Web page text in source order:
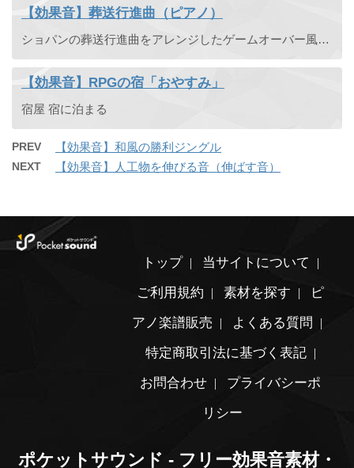
【効果音】葬送行進曲（ピアノ）
ショパンの葬送行進曲をアレンジしたゲームオーバー風効果音です。
【効果音】RPGの宿「おやすみ」
宿屋 宿に泊まる
PREV 【効果音】和風の勝利ジングル
NEXT 【効果音】人工物を伸びる音（伸ばす音）
トップ
当サイトについて
ご利用規約
素材を探す
ピ
アノ楽譜販売
よくある質問
特定商取引法に基づく表記
お問合わせ
プライバシーポ
リシー
ポケットサウンド - フリー効果音素材・